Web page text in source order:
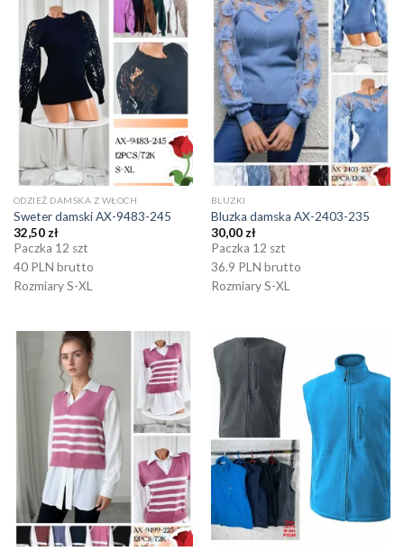
ODZIEŻ DAMSKA Z WŁOCH
Sweter damski AX-9483-245
32,50 zł
Paczka 12 szt
40 PLN brutto
Rozmiary S-XL
BLUZKI
Bluzka damska AX-2403-235
30,00 zł
Paczka 12 szt
36.9 PLN brutto
Rozmiary S-XL